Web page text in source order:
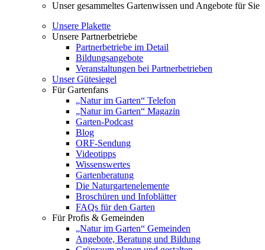
Unser gesammeltes Gartenwissen und Angebote für Sie
Unsere Plakette
Unsere Partnerbetriebe
Partnerbetriebe im Detail
Bildungsangebote
Veranstaltungen bei Partnerbetrieben
Unser Gütesiegel
Für Gartenfans
„Natur im Garten“ Telefon
„Natur im Garten“ Magazin
Garten-Podcast
Blog
ORF-Sendung
Videotipps
Wissenswertes
Gartenberatung
Die Naturgartenelemente
Broschüren und Infoblätter
FAQs für den Garten
Für Profis & Gemeinden
„Natur im Garten“ Gemeinden
Angebote, Beratung und Bildung